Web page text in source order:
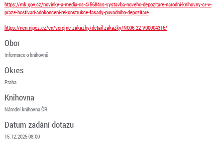
https://mk.gov.cz/novinky-a-media-cs-4/5684cs-vystavba-noveho-depozitare-narodni-knihovny-cr-v-
praze-hostivari-adokonceni-rekonstrukce-fasady-puvodniho-depozitare
https://nen.nipez.cz/en/verejne-zakazky/detail-zakazky/N006-22-V00004316/
Obor
Informace o knihovně
Okres
Praha
Knihovna
Národní knihovna ČR
Datum zadání dotazu
15.12.2025 08:00